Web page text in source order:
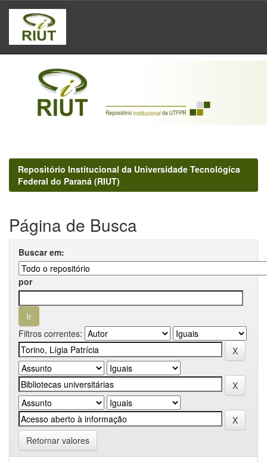
Skip
navigation
Repositório Institucional da Universidade Tecnológica
Federal do Paraná (RIUT)
Página de Busca
Buscar em:
por
Filtros correntes:
Retornar valores